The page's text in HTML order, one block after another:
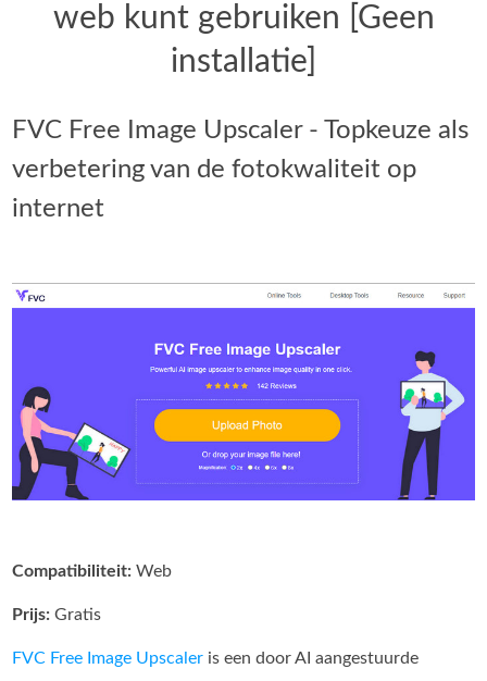
web kunt gebruiken [Geen
installatie]
FVC Free Image Upscaler - Topkeuze als
verbetering van de fotokwaliteit op
internet
Compatibiliteit: Web
Prijs: Gratis
FVC Free Image Upscaler is een door AI aangestuurde